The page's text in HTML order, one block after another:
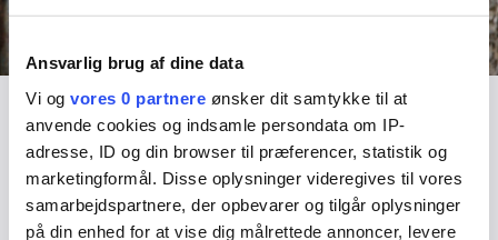
Ansvarlig brug af dine data
Vi og vores 0 partnere ønsker dit samtykke til at
anvende cookies og indsamle persondata om IP-
adresse, ID og din browser til præferencer, statistik og
marketingformål. Disse oplysninger videregives til vores
samarbejdspartnere, der opbevarer og tilgår oplysninger
på din enhed for at vise dig målrettede annoncer, levere
Mindhelper
Gå påmindhelper.dk (eksternt link)og få mere viden om
mental sundhed.
Her finder du gode øvelser og råd 24-7.